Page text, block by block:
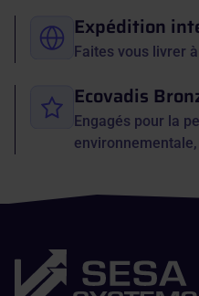
Expédition
Faites vous livrer
Ecovadis
Engagés pour la